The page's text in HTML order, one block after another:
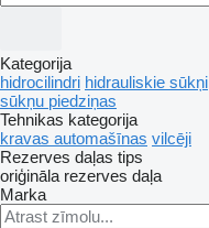
Kategorija
hidrocilindri hidrauliskie sūkņi
sūkņu piedziņas
Tehnikas kategorija
kravas automašīnas vilcēji
Rezerves daļas tips
oriģināla rezerves daļa
Marka